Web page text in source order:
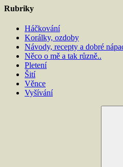
Rubriky
Háčkování
Korálky, ozdoby
Návody, recepty a dobré
Něco o mě a tak různě..
Pletení
Šití
Věnce
Vyšívání